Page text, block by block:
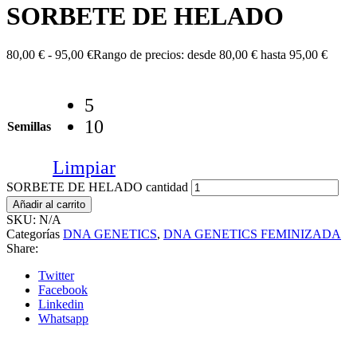
SORBETE DE HELADO
80,00 € - 95,00 €Rango de precios: desde 80,00 € hasta 95,00 €
Semillas
5
10
Limpiar
SORBETE DE HELADO cantidad
Añadir al carrito
SKU: N/A
Categorías DNA GENETICS, DNA GENETICS FEMINIZADA
Share:
Twitter
Facebook
Linkedin
Whatsapp